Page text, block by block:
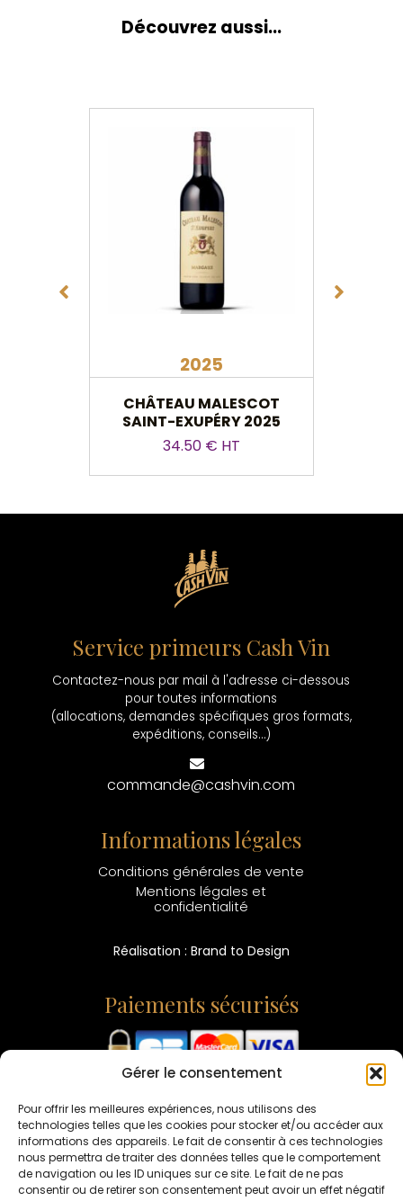
Gérer le consentement
Pour offrir les meilleures expériences, nous utilisons des
technologies telles que les cookies pour stocker et/ou accéder aux
informations des appareils. Le fait de consentir à ces technologies
nous permettra de traiter des données telles que le comportement
de navigation ou les ID uniques sur ce site. Le fait de ne pas
consentir ou de retirer son consentement peut avoir un effet négatif
Découvrez aussi...
2025
CHÂTEAU MALESCOT
SAINT-EXUPÉRY 2025
34.50 € HT
Service primeurs Cash Vin
Contactez-nous par mail à l'adresse ci-dessous
pour toutes informations
(allocations, demandes spécifiques gros formats,
expéditions, conseils...)
commande@cashvin.com
Informations légales
Conditions générales de vente
Mentions légales et
confidentialité
Réalisation : Brand to Design
Paiements sécurisés